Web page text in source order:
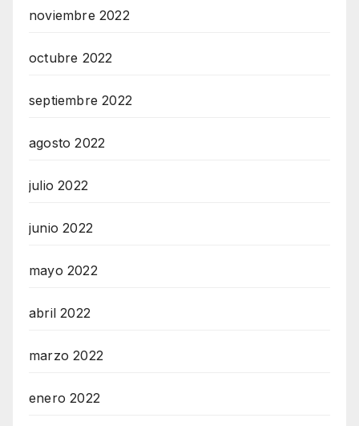
noviembre 2022
octubre 2022
septiembre 2022
agosto 2022
julio 2022
junio 2022
mayo 2022
abril 2022
marzo 2022
enero 2022